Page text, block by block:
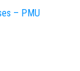
– PMU